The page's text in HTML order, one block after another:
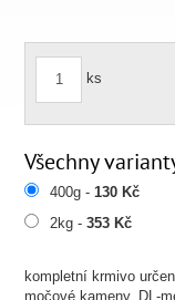
kompletní krmivo
močové kameny. DL-
ks
Všechny
400g -130 Kč
2kg -353 Kč